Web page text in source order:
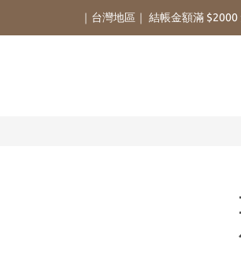
｜台灣地區｜ 結帳金額滿 $2000